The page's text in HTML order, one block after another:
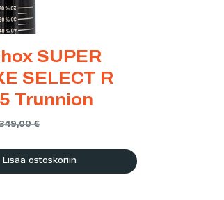
SUPER
SELECT R
Trunnion
349,00€
Lisää ostoskoriin